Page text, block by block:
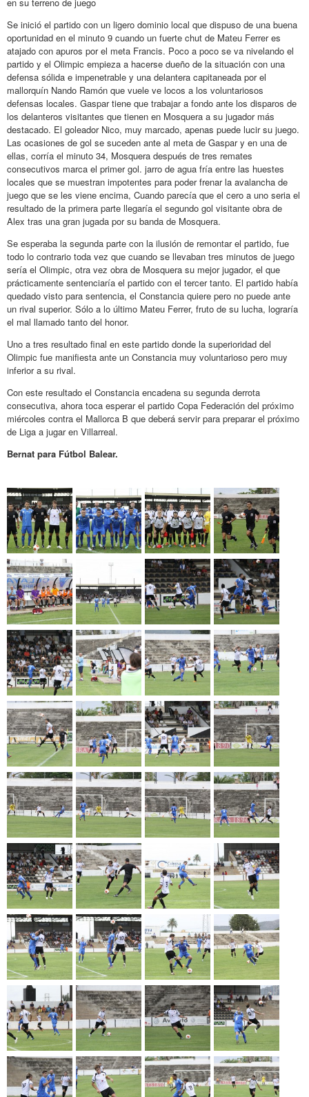
Se inició el partido con un ligero dominio local que dispuso de una buena
oportunidad en el minuto 9 cuando un fuerte chut de Mateu Ferrer es
atajado con apuros por el meta Francis. Poco a poco se va nivelando el
partido y el Olimpic empieza a hacerse dueño de la situación con una
defensa sólida e impenetrable y una delantera capitaneada por el
mallorquín Nando Ramón que vuele ve locos a los voluntariosos
defensas locales. Gaspar tiene que trabajar a fondo ante los disparos de
los delanteros visitantes que tienen en Mosquera a su jugador más
destacado. El goleador Nico, muy marcado, apenas puede lucir su juego.
Las ocasiones de gol se suceden ante al meta de Gaspar y en una de
ellas, corría el minuto 34, Mosquera después de tres remates
consecutivos marca el primer gol. jarro de agua fría entre las huestes
locales que se muestran impotentes para poder frenar la avalancha de
juego que se les viene encima, Cuando parecía que el cero a uno seria el
resultado de la primera parte llegaría el segundo gol visitante obra de
Alex tras una gran jugada por su banda de Mosquera.
Se esperaba la segunda parte con la ilusión de remontar el partido, fue
todo lo contrario toda vez que cuando se llevaban tres minutos de juego
sería el Olimpic, otra vez obra de Mosquera su mejor jugador, el que
prácticamente sentenciaría el partido con el tercer tanto. El partido había
quedado visto para sentencia, el Constancia quiere pero no puede ante
un rival superior. Sólo a lo último Mateu Ferrer, fruto de su lucha, lograría
el mal llamado tanto del honor.
Uno a tres resultado final en este partido donde la superioridad del
Olimpic fue manifiesta ante un Constancia muy voluntarioso pero muy
inferior a su rival.
Con este resultado el Constancia encadena su segunda derrota
consecutiva, ahora toca esperar el partido Copa Federación del próximo
miércoles contra el Mallorca B que deberá servir para preparar el próximo
de Liga a jugar en Villarreal.
Bernat para Fútbol Balear.